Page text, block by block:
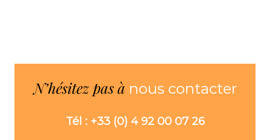
N’hésitez pas à nous contacter
Tél : +33 (0) 4 92 00 07 26